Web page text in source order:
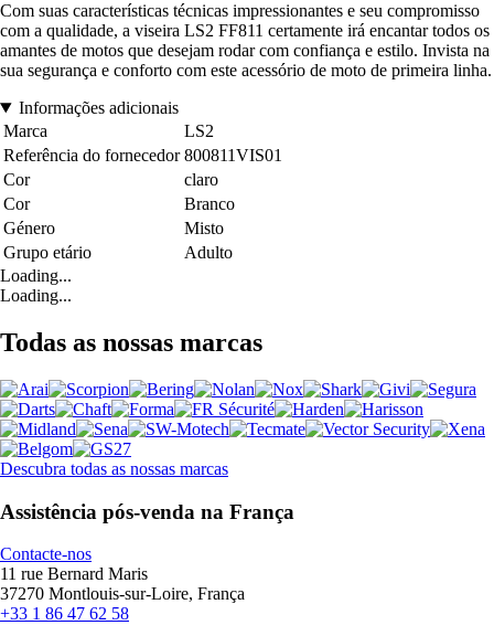
Com suas características técnicas impressionantes e seu compromisso
com a qualidade, a viseira LS2 FF811 certamente irá encantar todos os
amantes de motos que desejam rodar com confiança e estilo. Invista na
sua segurança e conforto com este acessório de moto de primeira linha.
Informações adicionais
Marca
LS2
Referência do fornecedor 800811VIS01
Cor
claro
Cor
Branco
Género
Misto
Grupo etário
Adulto
Loading...
Loading...
Todas as nossas marcas
Descubra todas as nossas marcas
Assistência pós-venda na França
Contacte-nos
11 rue Bernard Maris
37270 Montlouis-sur-Loire, França
+33 1 86 47 62 58